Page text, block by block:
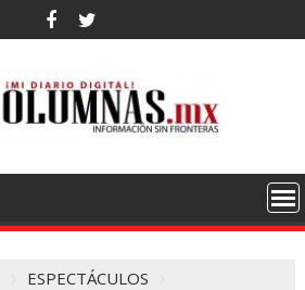
ESPECTÁCULOS